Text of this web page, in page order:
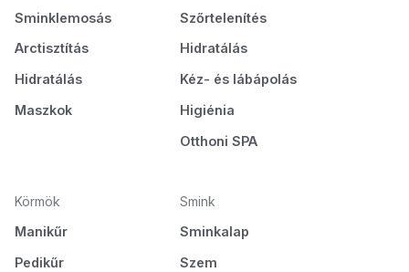
Sminklemosás
Arctisztítás
Hidratálás
Maszkok
Szőrtelenítés
Hidratálás
Kéz- és lábápolás
Higiénia
Otthoni SPA
Körmök
Manikűr
Pedikűr
Smink
Sminkalap
Szem